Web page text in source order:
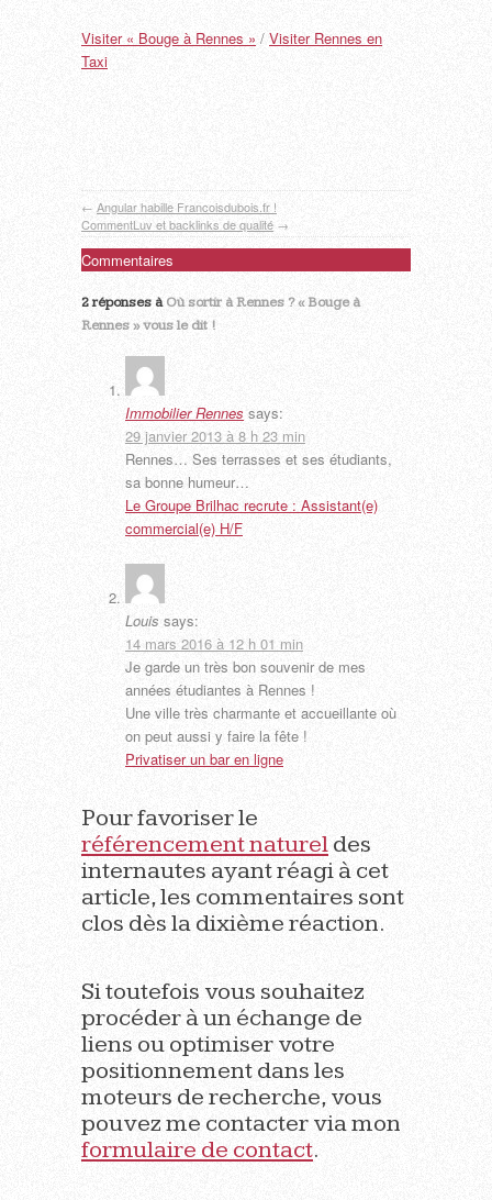
Visiter « Bouge à Rennes » / Visiter Rennes en
Taxi
← Angular habille Francoisdubois.fr !
CommentLuv et backlinks de qualité →
Commentaires
2 réponses àOù sortir à Rennes ? « Bouge à
Rennes » vous le dit !
Immobilier Rennes says:
29 janvier 2013 à 8 h 23 min
Rennes… Ses terrasses et ses étudiants,
sa bonne humeur…
Le Groupe Brilhac recrute : Assistant(e)
commercial(e) H/F
Louis says:
14 mars 2016 à 12 h 01 min
Je garde un très bon souvenir de mes
années étudiantes à Rennes !
Une ville très charmante et accueillante où
on peut aussi y faire la fête !
Privatiser un bar en ligne
Pour favoriser le
référencement natureldes
internautes ayant réagi à cet
article, les commentaires sont
clos dès la dixième réaction.
Si toutefois vous souhaitez
procéder à un échange de
liens ou optimiser votre
positionnement dans les
moteurs de recherche, vous
pouvez me contacter via mon
formulaire de contact.